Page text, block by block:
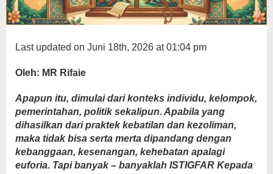
Last updated on Juni 18th, 2026 at 01:04 pm
Oleh: MR Rifaie
Apapun itu, dimulai dari konteks individu, kelompok,
pemerintahan, politik sekalipun. Apabila yang
dihasilkan dari praktek kebatilan dan kezoliman,
maka tidak bisa serta merta dipandang dengan
kebanggaan, kesenangan, kehebatan apalagi
euforia. Tapi banyak – banyaklah ISTIGFAR Kepada